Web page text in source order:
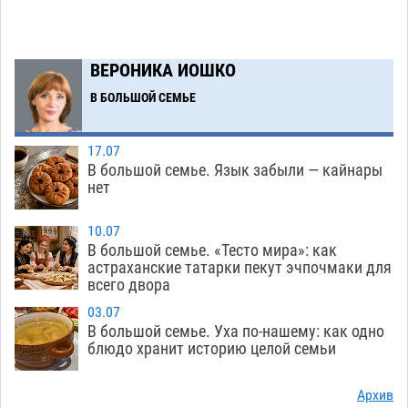
08.08 411
10:51
Фаворитская ноша: астраханские
гандболисты крупно проиграли пермякам
09:00
Лидеры чеченской диаспоры в Астрахани
осудили выходку молодого лихача с улицы
Никольской
18:00
Завтра астраханцы проведут день в режиме
экстремальной температурной нагрузки
17:09
Астраханский котлован с мусором угрожает
плодородию Харабалинского района
610
ВЕРОНИКА ИОШКО
В БОЛЬШОЙ СЕМЬЕ
17.07
В большой семье. Язык забыли — кайнары
нет
10.07
В большой семье. «Тесто мира»: как
астраханские татарки пекут эчпочмаки для
всего двора
03.07
В большой семье. Уха по-нашему: как одно
блюдо хранит историю целой семьи
Архив